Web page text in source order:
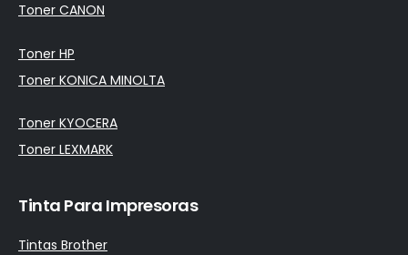
Toner CANON
Toner HP
Toner KONICA MINOLTA
Toner KYOCERA
Toner LEXMARK
Tinta Para Impresoras
Tintas Brother